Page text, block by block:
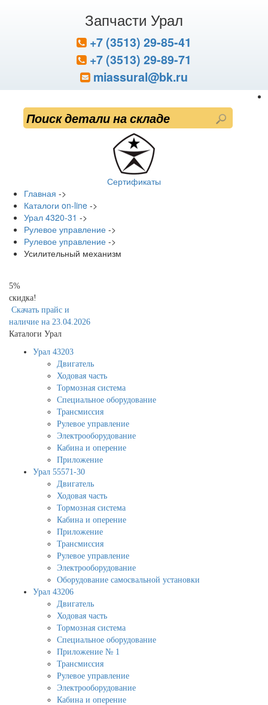
Запчасти Урал
+7 (3513) 29-85-41
+7 (3513) 29-89-71
miassural@bk.ru
Сертификаты
Главная ->
Каталоги on-line ->
Урал 4320-31 ->
Рулевое управление ->
Рулевое управление ->
Усилительный механизм
5%
скидка!
Скачать прайс и
наличие на 23.04.2026
Каталоги Урал
Урал 43203
Двигатель
Ходовая часть
Тормозная система
Специальное оборудование
Трансмиссия
Рулевое управление
Электрооборудование
Кабина и оперение
Приложение
Урал 55571-30
Двигатель
Ходовая часть
Тормозная система
Кабина и оперение
Приложение
Трансмиссия
Рулевое управление
Электрооборудование
Оборудование самосвальной установки
Урал 43206
Двигатель
Ходовая часть
Тормозная система
Специальное оборудование
Приложение № 1
Трансмиссия
Рулевое управление
Электрооборудование
Кабина и оперение